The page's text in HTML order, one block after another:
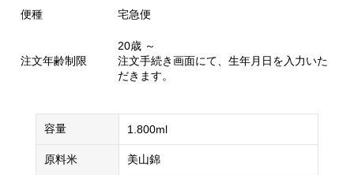
便種 宅急便
注文年齢制限
20歳 ～
注文手続き画面にて、生年月日を入力いた
だきます。
容量 1.800ml
原料米 美山錦